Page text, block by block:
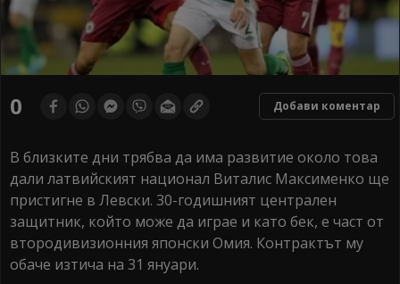
0 Добави коментар
В близките дни трябва да има развитие около това
дали латвийският национал Виталис Максименко ще
пристигне в Левски. 30-годишният централен
защитник, който може да играе и като бек, е част от
втородивизионния японски Омия. Контрактът му
обаче изтича на 31 януари.